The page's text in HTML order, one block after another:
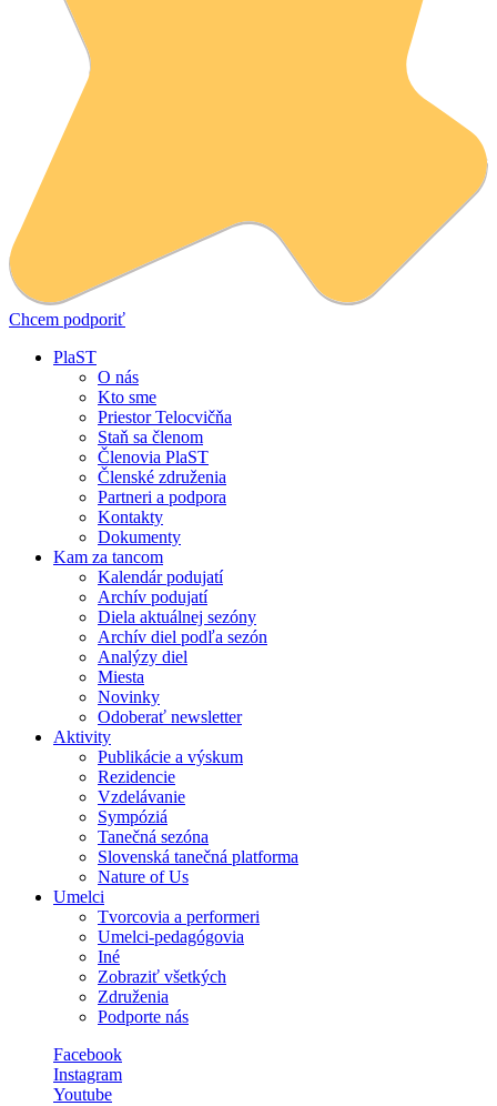
Chcem podporiť
PlaST
O nás
Kto sme
Priestor Telocvičňa
Staň sa členom
Členovia PlaST
Členské združenia
Partneri a podpora
Kontakty
Dokumenty
Kam za tancom
Kalendár podujatí
Archív podujatí
Diela aktuálnej sezóny
Archív diel podľa sezón
Analýzy diel
Miesta
Novinky
Odoberať newsletter
Aktivity
Publikácie a výskum
Rezidencie
Vzdelávanie
Sympóziá
Tanečná sezóna
Slovenská tanečná platforma
Nature of Us
Umelci
Tvorcovia a performeri
Umelci-pedagógovia
Iné
Zobraziť všetkých
Združenia
Podporte nás
Facebook
Instagram
Youtube